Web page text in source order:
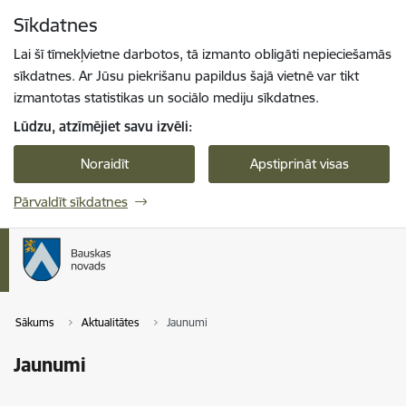
Sīkdatnes
Lai šī tīmekļvietne darbotos, tā izmanto obligāti nepieciešamās
sīkdatnes. Ar Jūsu piekrišanu papildus šajā vietnē var tikt
izmantotas statistikas un sociālo mediju sīkdatnes.
Lūdzu, atzīmējiet savu izvēli:
Noraidīt Apstiprināt visas
Pārvaldīt sīkdatnes
Sākums Aktualitātes Jaunumi
Jaunumi